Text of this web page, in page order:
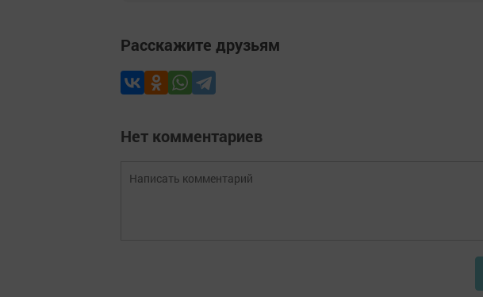
Расскажите друзьям
Нет комментариев